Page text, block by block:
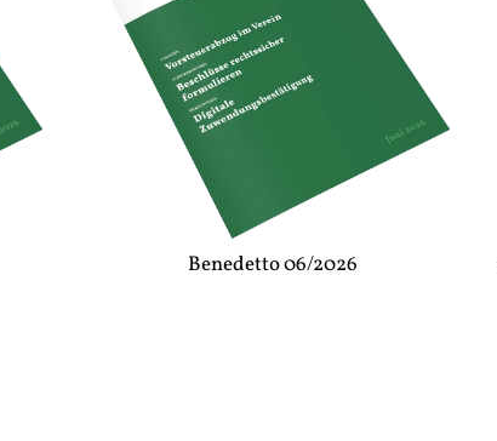
Benedetto 06/2026